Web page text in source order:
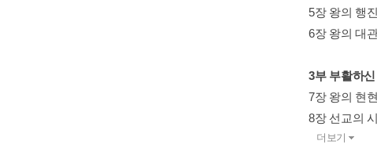
5장 왕의 행
6장 왕의 대
3부 부활하
7장 왕의 현
8장 선교의
더보기